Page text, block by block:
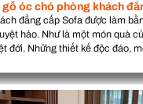
gỗ óc chó phòng khách
đẳng cấp Sofa được làm
hảo. Như là một món quà
đới. Những thiết kế độc đáo,